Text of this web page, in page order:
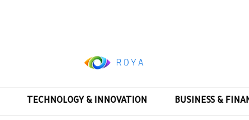
TECHNOLOGY & INNOVATION BUSINESS &